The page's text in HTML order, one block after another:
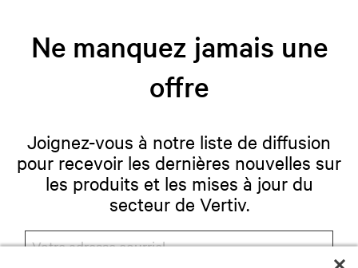
Ne manquez jamais une
offre
Joignez-vous à notre liste de diffusion
pour recevoir les dernières nouvelles sur
les produits et les mises à jour du
secteur de Vertiv.